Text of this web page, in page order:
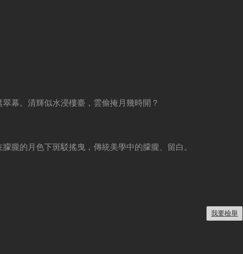
幕。清輝似水浸樓臺，雲偷掩月幾時開？
朧的月色下斑駁搖曳，傳統美學中的朦朧、留白。
我要檢舉